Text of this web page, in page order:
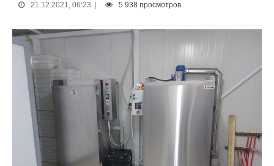
21.12.2021, 06:23 5 938 просмотров